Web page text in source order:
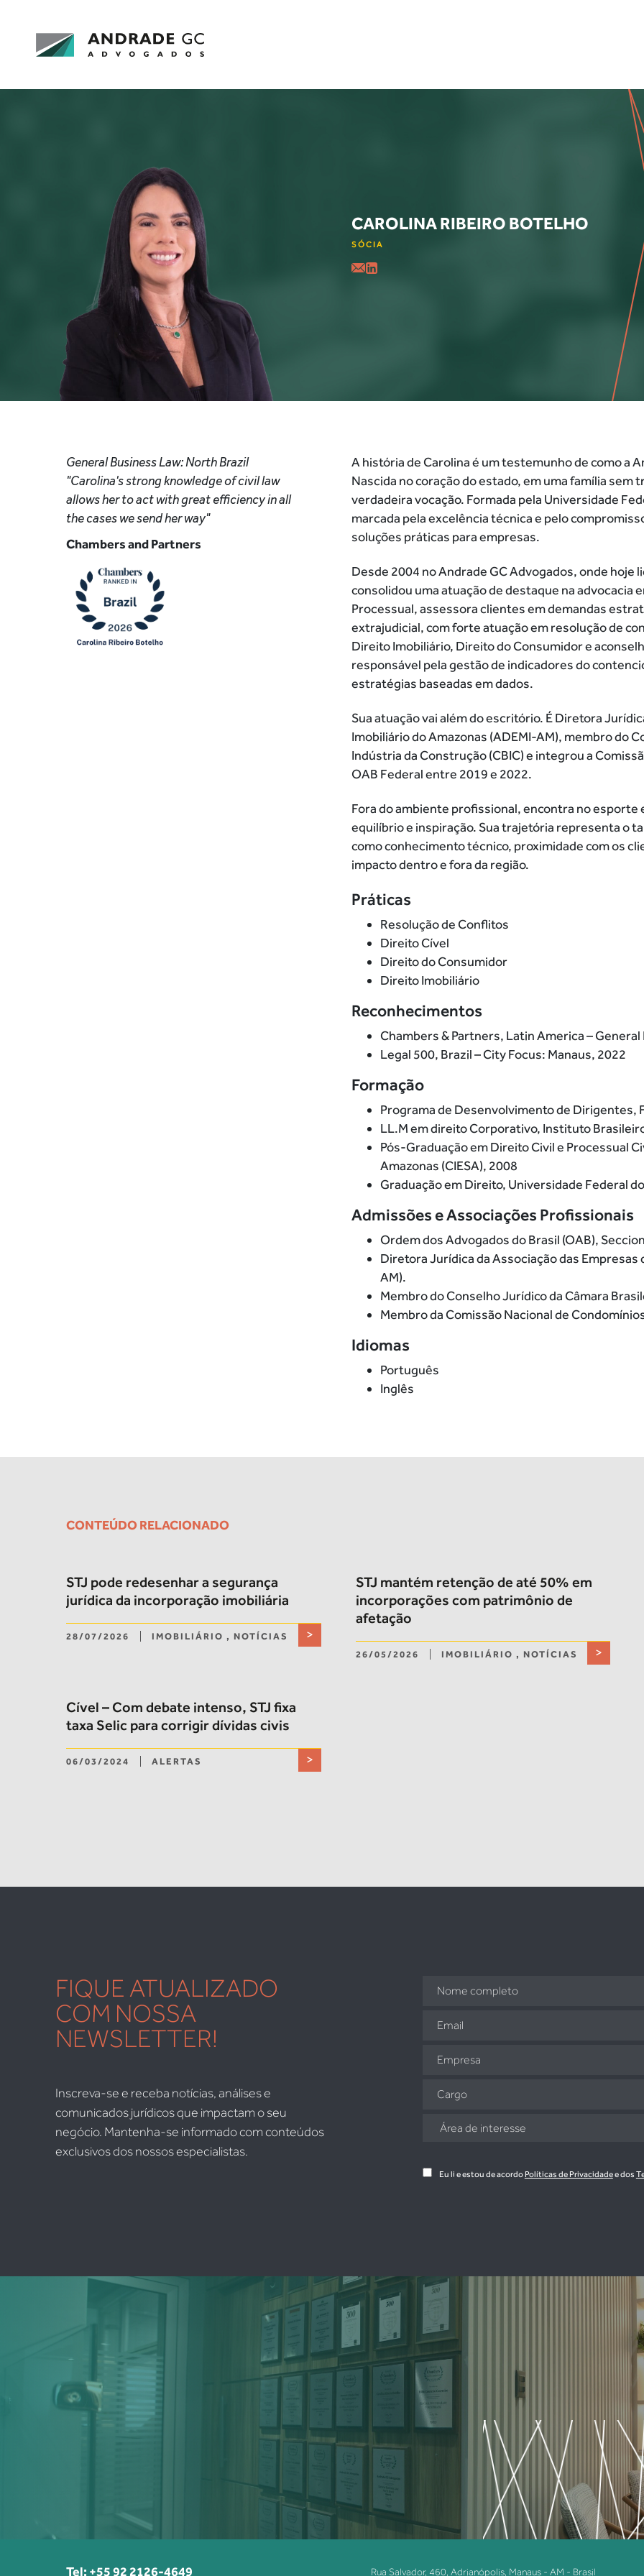
CAROLINA RIBEIRO BOTELHO
SÓCIA
General Business Law: North Brazil
"Carolina's strong knowledge of civil law
allows her to act with great efficiency in all
the cases we send her way"
Chambers and Partners
A história de Carolina é um testemunho de como a
Nascida no coração do estado, em uma família
verdadeira vocação. Formada pela Universidade
marcada pela excelência técnica e pelo
soluções práticas para empresas.
Desde 2004 no Andrade GC Advogados, onde hoje
consolidou uma atuação de destaque na advocacia
Processual, assessora clientes em demandas
extrajudicial, com forte atuação em resolução de
Direito Imobiliário, Direito do Consumidor e
responsável pela gestão de indicadores do
estratégias baseadas em dados.
Sua atuação vai além do escritório. É Diretora
Imobiliário do Amazonas (ADEMI-AM), membro do
Indústria da Construção (CBIC) e integrou a
OAB Federal entre 2019 e 2022.
Fora do ambiente profissional, encontra no esporte
equilíbrio e inspiração. Sua trajetória representa o
como conhecimento técnico, proximidade com os
impacto dentro e fora da região.
Práticas
Resolução de Conflitos
Direito Cível
Direito do Consumidor
Direito Imobiliário
Reconhecimentos
Chambers & Partners, Latin America –
Legal 500, Brazil – City Focus: Manaus, 2022
Formação
Programa de Desenvolvimento de Dirigentes,
LL.M em direito Corporativo, Instituto
Pós-Graduação em Direito Civil e Processual
Amazonas (CIESA), 2008
Graduação em Direito, Universidade Federal
Admissões e Associações Profissionais
Ordem dos Advogados do Brasil (OAB),
Diretora Jurídica da Associação das
AM).
Membro do Conselho Jurídico da Câmara
Membro da Comissão Nacional de
Idiomas
Português
Inglês
CONTEÚDO RELACIONADO
STJ pode redesenhar a segurança
jurídica da incorporação imobiliária
28/07/2026 IMOBILIÁRIO , NOTÍCIAS >
STJ mantém retenção de até 50% em
incorporações com patrimônio de
afetação
26/05/2026 IMOBILIÁRIO , NOTÍCIAS >
Cível – Com debate intenso, STJ fixa
taxa Selic para corrigir dívidas civis
06/03/2024 ALERTAS >
FIQUE ATUALIZADO
COM NOSSA
NEWSLETTER!
Inscreva-se e receba notícias, análises e
comunicados jurídicos que impactam o seu
negócio. Mantenha-se informado com conteúdos
exclusivos dos nossos especialistas.
Eu li e estou de acordo Políticas de Privacidadee dos
Tel: +55 92 2126-4649 Rua Salvador, 460, Adrianópolis, Manaus - AM - Brasil